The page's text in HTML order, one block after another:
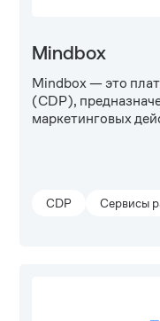
Mindbox
Mindbox — это
(CDP),
маркетинговых
CDP Сервисы